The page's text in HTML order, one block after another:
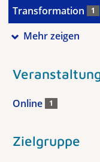
Transformation 1
Mehr zeigen
Online 1
Zielgruppe